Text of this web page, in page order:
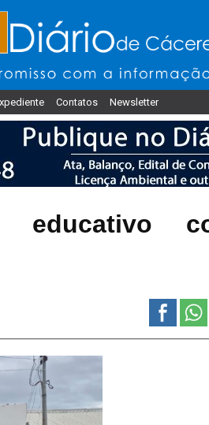
Contatos Newsletter
educativo